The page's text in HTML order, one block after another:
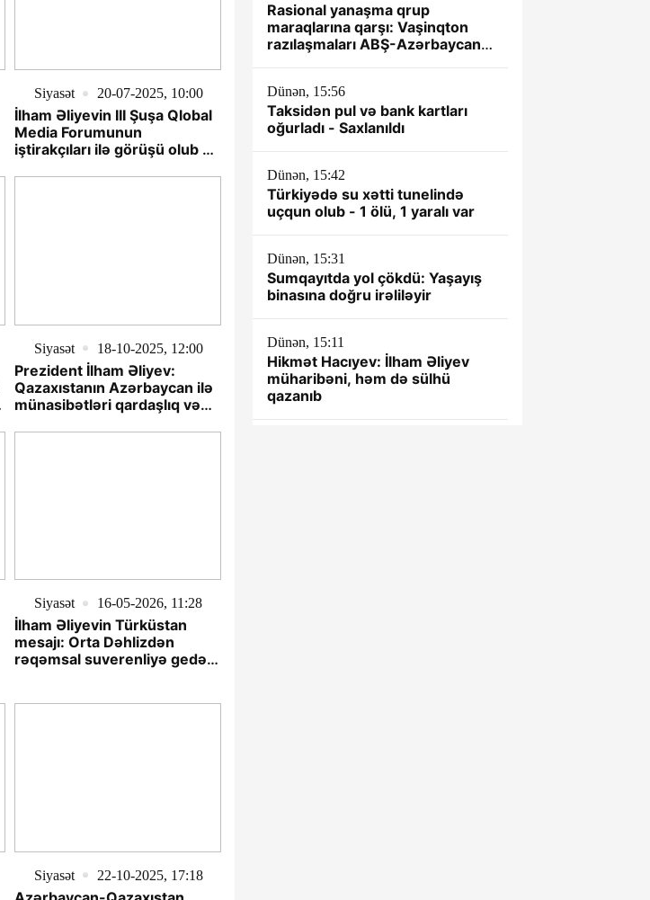
Siyasət 20-07-2025, 10:00
İlham Əliyevin III Şuşa Qlobal
Media Forumunun
iştirakçıları ilə görüşü olub -
Siyasət 18-10-2025, 12:00
Prezident İlham Əliyev:
Qazaxıstanın Azərbaycan ilə
münasibətləri qardaşlıq və
MÜSAHİBƏ
Siyasət 16-05-2026, 11:28
İlham Əliyevin Türküstan
mesajı: Orta Dəhlizdən
rəqəmsal suverenliyə gedən
Siyasət 22-10-2025, 17:18
Rasional yanaşma qrup
maraqlarına qarşı: Vaşinqton
razılaşmaları ABŞ-Azərbaycan
Dünən, 15:56
Taksidən pul və bank kartları
oğurladı - Saxlanıldı
Dünən, 15:42
Türkiyədə su xətti tunelində
uçqun olub - 1 ölü, 1 yaralı var
Dünən, 15:31
Sumqayıtda yol çökdü: Yaşayış
binasına doğru irəliləyir
Dünən, 15:11
Hikmət Hacıyev: İlham Əliyev
müharibəni, həm də sülhü
qazanıb